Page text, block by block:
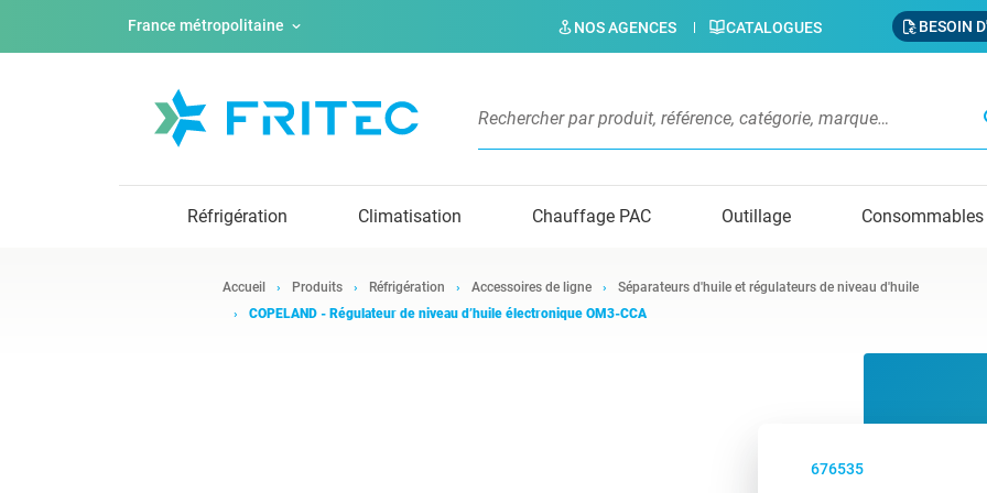
France métropolitaine NOS AGENCES CATALOGUES BESOIN
Réfrigération Climatisation Chauffage PAC Outillage Consommables
Accueil Produits Réfrigération Accessoires de ligne
Séparateurs d'huile et régulateurs de niveau d'huile
COPELAND - Régulateur de niveau d’huile électronique OM3-CCA
676535